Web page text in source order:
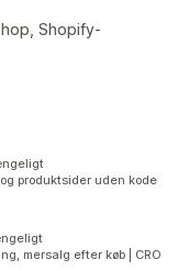
Shopify-
produktsider uden kode
mersalg efter køb | CRO